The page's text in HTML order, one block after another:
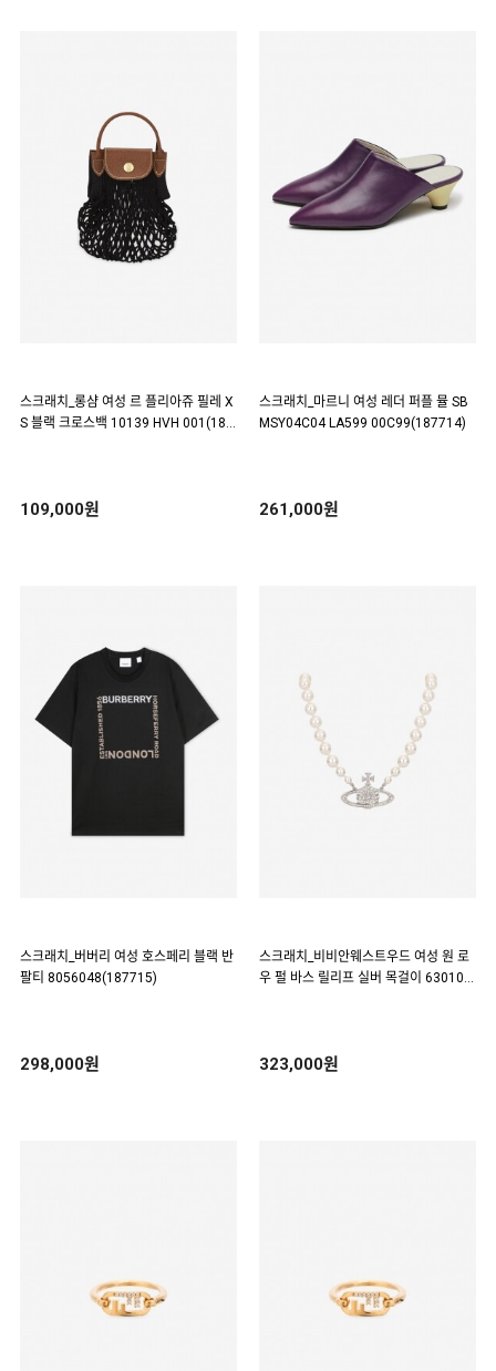
스크래치_롱샴 여성 르 플리아쥬 필레 X
S 블랙 크로스백 10139 HVH 001(187
109,000원
스크래치_마르니 여성 레더 퍼플 뮬 SB
MSY04C04 LA599 00C99(187714)
261,000원
스크래치_버버리 여성 호스페리 블랙 반
팔티 8056048(187715)
298,000원
스크래치_비비안웨스트우드 여성 원 로
우 펄 바스 릴리프 실버 목걸이 630101
323,000원